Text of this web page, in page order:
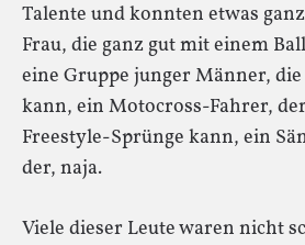
Talente und konnten etwas
Frau, die ganz gut mit einem
eine Gruppe junger Männer,
kann, ein Motocross-Fahrer,
Freestyle-Sprünge kann, ein
der, naja.
Viele dieser Leute waren nicht